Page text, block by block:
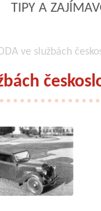
TIPY A
ve službách